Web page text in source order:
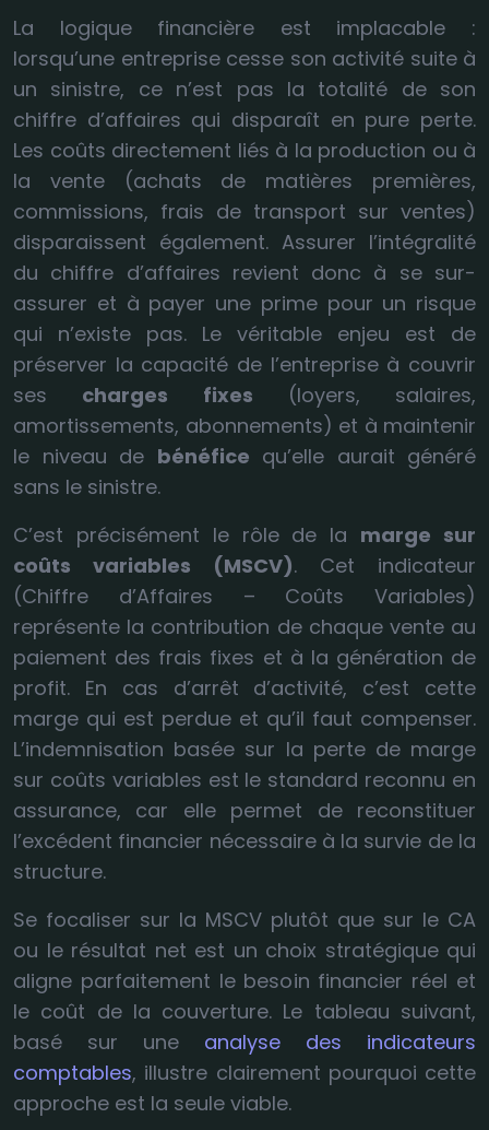
La logique financière est implacable :
lorsqu’une entreprise cesse son activité suite à
un sinistre, ce n’est pas la totalité de son
chiffre d’affaires qui disparaît en pure perte.
Les coûts directement liés à la production ou à
la vente (achats de matières premières,
commissions, frais de transport sur ventes)
disparaissent également. Assurer l’intégralité
du chiffre d’affaires revient donc à se sur-
assurer et à payer une prime pour un risque
qui n’existe pas. Le véritable enjeu est de
préserver la capacité de l’entreprise à couvrir
ses charges fixes (loyers, salaires,
amortissements, abonnements) et à maintenir
le niveau de bénéfice qu’elle aurait généré
sans le sinistre.
C’est précisément le rôle de la marge sur
coûts variables (MSCV). Cet indicateur
(Chiffre d’Affaires – Coûts Variables)
représente la contribution de chaque vente au
paiement des frais fixes et à la génération de
profit. En cas d’arrêt d’activité, c’est cette
marge qui est perdue et qu’il faut compenser.
L’indemnisation basée sur la perte de marge
sur coûts variables est le standard reconnu en
assurance, car elle permet de reconstituer
l’excédent financier nécessaire à la survie de la
structure.
Se focaliser sur la MSCV plutôt que sur le CA
ou le résultat net est un choix stratégique qui
aligne parfaitement le besoin financier réel et
le coût de la couverture. Le tableau suivant,
basé sur une analyse des indicateurs
comptables, illustre clairement pourquoi cette
approche est la seule viable.